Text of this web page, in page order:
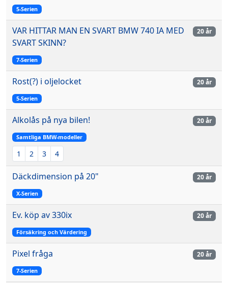
5-Serien
VAR HITTAR MAN EN SVART BMW 740 IA MED
SVART SKINN?
7-Serien
20 år
Rost(?) i oljelocket
5-Serien
20 år
Alkolås på nya bilen!
Samtliga BMW-modeller
1 2 3 4
20 år
Däckdimension på 20"
X-Serien
20 år
Ev. köp av 330ix
Försäkring och Värdering
20 år
Pixel fråga
7-Serien
20 år